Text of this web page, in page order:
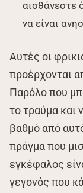
αισθάνεστε
να είναι
Αυτές οι
προέρχονται
Παρόλο που
το τραύμα και
βαθμό από
πράγμα που
εγκέφαλος
γεγονός που